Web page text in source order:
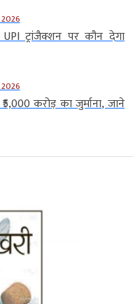
ट्रांजैक्शन पर कौन देगा
करोड़ का जुर्माना, जाने